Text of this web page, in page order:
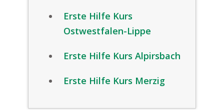
Erste Hilfe Kurs
Ostwestfalen-Lippe
Erste Hilfe Kurs Alpirsbach
Erste Hilfe Kurs Merzig